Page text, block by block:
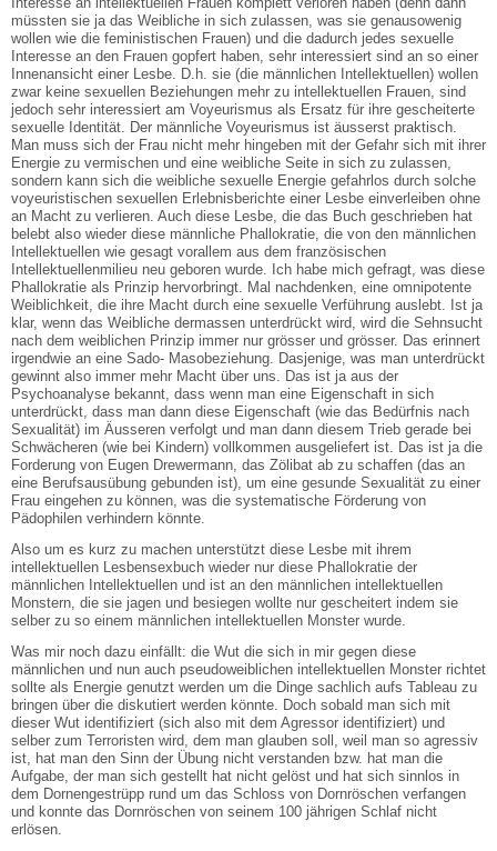
müssten sie ja das Weibliche in sich zulassen, was sie genausowenig
wollen wie die feministischen Frauen) und die dadurch jedes sexuelle
Interesse an den Frauen gopfert haben, sehr interessiert sind an so einer
Innenansicht einer Lesbe. D.h. sie (die männlichen Intellektuellen) wollen
zwar keine sexuellen Beziehungen mehr zu intellektuellen Frauen, sind
jedoch sehr interessiert am Voyeurismus als Ersatz für ihre gescheiterte
sexuelle Identität. Der männliche Voyeurismus ist äusserst praktisch.
Man muss sich der Frau nicht mehr hingeben mit der Gefahr sich mit ihrer
Energie zu vermischen und eine weibliche Seite in sich zu zulassen,
sondern kann sich die weibliche sexuelle Energie gefahrlos durch solche
voyeuristischen sexuellen Erlebnisberichte einer Lesbe einverleiben ohne
an Macht zu verlieren. Auch diese Lesbe, die das Buch geschrieben hat
belebt also wieder diese männliche Phallokratie, die von den männlichen
Intellektuellen wie gesagt vorallem aus dem französischen
Intellektuellenmilieu neu geboren wurde. Ich habe mich gefragt, was diese
Phallokratie als Prinzip hervorbringt. Mal nachdenken, eine omnipotente
Weiblichkeit, die ihre Macht durch eine sexuelle Verführung auslebt. Ist ja
klar, wenn das Weibliche dermassen unterdrückt wird, wird die Sehnsucht
nach dem weiblichen Prinzip immer nur grösser und grösser. Das erinnert
irgendwie an eine Sado- Masobeziehung. Dasjenige, was man unterdrückt
gewinnt also immer mehr Macht über uns. Das ist ja aus der
Psychoanalyse bekannt, dass wenn man eine Eigenschaft in sich
unterdrückt, dass man dann diese Eigenschaft (wie das Bedürfnis nach
Sexualität) im Äusseren verfolgt und man dann diesem Trieb gerade bei
Schwächeren (wie bei Kindern) vollkommen ausgeliefert ist. Das ist ja die
Forderung von Eugen Drewermann, das Zölibat ab zu schaffen (das an
eine Berufsausübung gebunden ist), um eine gesunde Sexualität zu einer
Frau eingehen zu können, was die systematische Förderung von
Pädophilen verhindern könnte.
Also um es kurz zu machen unterstützt diese Lesbe mit ihrem
intellektuellen Lesbensexbuch wieder nur diese Phallokratie der
männlichen Intellektuellen und ist an den männlichen intellektuellen
Monstern, die sie jagen und besiegen wollte nur gescheitert indem sie
selber zu so einem männlichen intellektuellen Monster wurde.
Was mir noch dazu einfällt: die Wut die sich in mir gegen diese
männlichen und nun auch pseudoweiblichen intellektuellen Monster richtet
sollte als Energie genutzt werden um die Dinge sachlich aufs Tableau zu
bringen über die diskutiert werden könnte. Doch sobald man sich mit
dieser Wut identifiziert (sich also mit dem Agressor identifiziert) und
selber zum Terroristen wird, dem man glauben soll, weil man so agressiv
ist, hat man den Sinn der Übung nicht verstanden bzw. hat man die
Aufgabe, der man sich gestellt hat nicht gelöst und hat sich sinnlos in
dem Dornengestrüpp rund um das Schloss von Dornröschen verfangen
und konnte das Dornröschen von seinem 100 jährigen Schlaf nicht
erlösen.